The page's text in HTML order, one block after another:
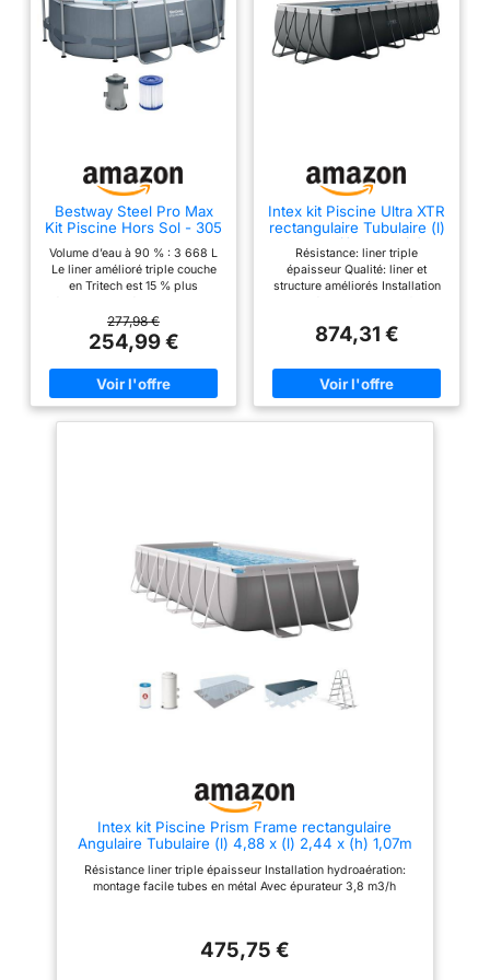
sol, kit d'entretien
complet. Engagement
écoresponsable :
Bestway Steel Pro Max
Kit Piscine Hors Sol - 305
Gris
Volume d’eau à 90 % : 3 668 L
Le liner amélioré triple couche
en Tritech est 15 % plus
plus résistant à la déformation
et 83 % plus résistant à la
perforation que le PVC
classique Le cadre en acier
résistant à la corrosion est
maintenu par des joints
277,98 €
254,99 €
Intex kit Piscine Ultra XTR
rectangulaire Tubulaire (l)
5,49 x (l) 2,74 x (h)
1,32m
Résistance: liner triple
épaisseur Qualité: liner et
structure améliorés Installation
874,31 €
Intex kit Piscine Prism Frame rectangulaire
Angulaire Tubulaire (l) 4,88 x (l) 2,44 x (h) 1,07m
Résistance liner triple épaisseur Installation hydroaération:
montage facile tubes en métal Avec épurateur 3,8 m3/h
475,75 €